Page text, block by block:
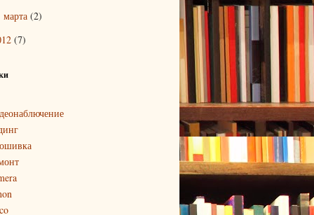
марта (2)
(7)